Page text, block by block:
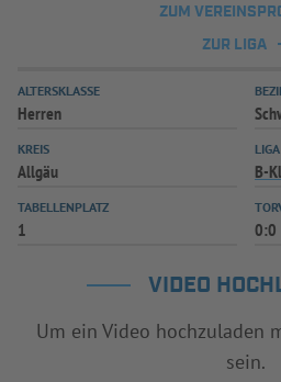
ZUM
ZUR LIGA
ALTERSKLASSE
Herren
KREIS
Allgäu
LIGA
B-
TABELLENPLATZ
1 0:0
VIDEO
Um ein Video hochzuladen
sein.